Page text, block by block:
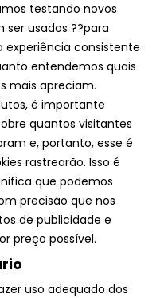
testando novos
ser usados ??para
consistente
entendemos quais
mais apreciam.
é importante
quantos visitantes
e, portanto, esse é
rastrearão. Isso é
que podemos
precisão que nos
de publicidade e
preço possível.
uso adequado dos